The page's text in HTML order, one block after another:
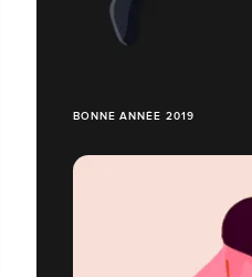
BONNE ANNÉE 2019